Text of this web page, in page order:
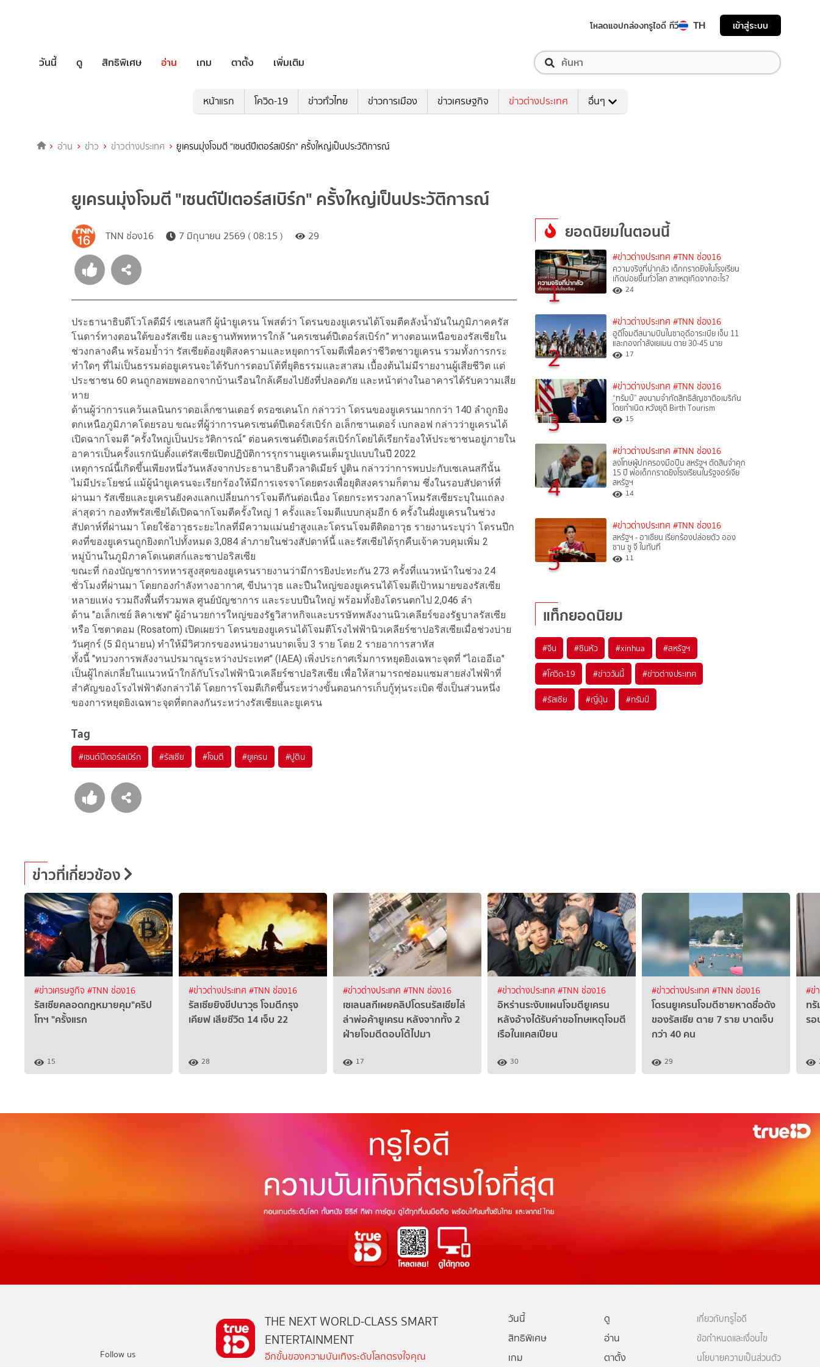
โหลดแอปกล่องทรูไอดี ทีวี TH เข้าสู่ระบบ
วันนี้ ดู สิทธิพิเศษ อ่าน เกม ตาตั้ง เพิ่มเติม
หน้าแรก โควิด-19 ข่าวทั่วไทย ข่าวการเมือง ข่าวเศรษฐกิจ ข่าวต่างประเทศ อื่นๆ
อ่าน ข่าว ข่าวต่างประเทศ ยูเครนมุ่งโจมตี "เซนต์ปีเตอร์สเบิร์ก" ครั้งใหญ่เป็นประวัติการณ์
ยูเครนมุ่งโจมตี "เซนต์ปีเตอร์สเบิร์ก" ครั้งใหญ่เป็นประวัติการณ์
TNN ช่อง16 7 มิถุนายน 2569 ( 08:15 ) 29
ประธานาธิบดีโวโลดีมีร์ เซเลนสกี ผู้นำยูเครน โพสต์ว่า โดรนของยูเครนได้โจมตีคลังน้ำมันในภูมิภาคครัส
โนดาร์ทางตอนใต้ของรัสเซีย และฐานทัพทหารใกล้ “นครเซนต์ปีเตอร์สเบิร์ก” ทางตอนเหนือของรัสเซียใน
ช่วงกลางคืน พร้อมย้ำว่า รัสเซียต้องยุติสงครามและหยุดการโจมตีเพื่อคร่าชีวิตชาวยูเครน รวมทั้งการกระ
ทำใดๆ ที่ไม่เป็นธรรมต่อยูเครนจะได้รับการตอบโต้ที่ยุติธรรมและสาสม เบื้องต้นไม่มีรายงานผู้เสียชีวิต แต่
ประชาชน 60 คนถูกอพยพออกจากบ้านเรือนใกล้เคียงไปยังที่ปลอดภัย และหน้าต่างในอาคารได้รับความเสีย
หาย
ด้านผู้ว่าการแคว้นเลนินกราดอเล็กซานเดอร์ ดรอซเดนโก กล่าวว่า โดรนของยูเครนมากกว่า 140 ลำถูกยิง
ตกเหนือภูมิภาคโดยรอบ ขณะที่ผู้ว่าการนครเซนต์ปีเตอร์สเบิร์ก อเล็กซานเดอร์ เบกลอฟ กล่าวว่ายูเครนได้
เปิดฉากโจมตี “ครั้งใหญ่เป็นประวัติการณ์” ต่อนครเซนต์ปีเตอร์สเบิร์กโดยได้เรียกร้องให้ประชาชนอยู่ภายใน
อาคารเป็นครั้งแรกนับตั้งแต่รัสเซียเปิดปฏิบัติการรุกรานยูเครนเต็มรูปแบบในปี 2022
เหตุการณ์นี้เกิดขึ้นเพียงหนึ่งวันหลังจากประธานาธิบดีวลาดิเมียร์ ปูติน กล่าวว่าการพบปะกับเซเลนสกีนั้น
ไม่มีประโยชน์ แม้ผู้นำยูเครนจะเรียกร้องให้มีการเจรจาโดยตรงเพื่อยุติสงครามก็ตาม ซึ่งในรอบสัปดาห์ที่
ผ่านมา รัสเซียและยูเครนยังคงแลกเปลี่ยนการโจมตีกันต่อเนื่อง โดยกระทรวงกลาโหมรัสเซียระบุในแถลง
ล่าสุดว่า กองทัพรัสเซียได้เปิดฉากโจมตีครั้งใหญ่ 1 ครั้งและโจมตีแบบกลุ่มอีก 6 ครั้งในฝั่งยูเครนในช่วง
สัปดาห์ที่ผ่านมา โดยใช้อาวุธระยะไกลที่มีความแม่นยำสูงและโดรนโจมตีติดอาวุธ รายงานระบุว่า โดรนปีก
คงที่ของยูเครนถูกยิงตกไปทั้งหมด 3,084 ลำภายในช่วงสัปดาห์นี้ และรัสเซียได้รุกคืบเจ้าควบคุมเพิ่ม 2
หมู่บ้านในภูมิภาคโดเนตสก์และซาปอริสเซีย
ขณะที่ กองบัญชาการทหารสูงสุดของยูเครนรายงานว่ามีการยิงปะทะกัน 273 ครั้งที่แนวหน้าในช่วง 24
ชั่วโมงที่ผ่านมา โดยกองกำลังทางอากาศ, ขีปนาวุธ และปืนใหญ่ของยูเครนได้โจมตีเป้าหมายของรัสเซีย
หลายแห่ง รวมถึงพื้นที่รวมพล ศูนย์บัญชาการ และระบบปืนใหญ่ พร้อมทั้งยิงโดรนตกไป 2,046 ลำ
ด้าน "อเล็กเซย์ ลิคาเชฟ" ผู้อำนวยการใหญ่ของรัฐวิสาหกิจและบรรษัทพลังงานนิวเคลียร์ของรัฐบาลรัสเซีย
หรือ โซตาตอม (Rosatom) เปิดเผยว่า โดรนของยูเครนได้โจมตีโรงไฟฟ้านิวเคลียร์ซาปอริสเซียเมื่อช่วงบ่าย
วันศุกร์ (5 มิถุนายน) ทำให้มีวิศวกรของหน่วยงานบาดเจ็บ 3 ราย โดย 2 รายอาการสาหัส
ทั้งนี้ "ทบวงการพลังงานปรมาณูระหว่างประเทศ" (IAEA) เพิ่งประกาศเริ่มการหยุดยิงเฉพาะจุดที่ "ไอเออีเอ"
เป็นผู้ไกล่เกลี่ยในแนวหน้าใกล้กับโรงไฟฟ้านิวเคลียร์ซาปอริสเซีย เพื่อให้สามารถซ่อมแซมสายส่งไฟฟ้าที่
สำคัญของโรงไฟฟ้าดังกล่าวได้ โดยการโจมตีเกิดขึ้นระหว่างขั้นตอนการเก็บกู้ทุ่นระเบิด ซึ่งเป็นส่วนหนึ่ง
ของการหยุดยิงเฉพาะจุดที่ตกลงกันระหว่างรัสเซียและยูเครน
Tag
#เซนต์ปีเตอร์สเบิร์ก #รัสเซีย #โจมตี #ยูเครน #ปูติน
ยอดนิยมในตอนนี้
1
#ข่าวต่างประเทศ #TNN ช่อง16
ความจริงที่น่ากลัว เด็กกราดยิงในโรงเรียน
เกิดบ่อยขึ้นทั่วโลก สาเหตุเกิดจากอะไร?
24
2
#ข่าวต่างประเทศ #TNN ช่อง16
ฮูตีโจมตีสนามบินในซาอุดีอาระเบีย เจ็บ 11
และกองกำลังเยเมน ตาย 30-45 นาย
17
3
#ข่าวต่างประเทศ #TNN ช่อง16
“ทรัมป์” ลงนามจำกัดสิทธิสัญชาติอเมริกัน
โดยกำเนิด หวังยุติ Birth Tourism
15
4
#ข่าวต่างประเทศ #TNN ช่อง16
ลงโทษผู้ปกครองมือปืน สหรัฐฯ ตัดสินจำคุก
15 ปี พ่อเด็กกราดยิงโรงเรียนในรัฐจอร์เจีย
สหรัฐฯ
14
5
#ข่าวต่างประเทศ #TNN ช่อง16
สหรัฐฯ - อาเซียน เรียกร้องปล่อยตัว ออง
ซาน ซู จี ในทันที
11
แท็กยอดนิยม
#จีน #ซินหัว #xinhua #สหรัฐฯ
#โควิด-19 #ข่าววันนี้ #ข่าวต่างประเทศ
#รัสเซีย #ญี่ปุ่น #ทรัมป์
ข่าวที่เกี่ยวข้อง
#ข่าวเศรษฐกิจ #TNN ช่อง16
รัสเซียคลอดกฎหมายคุม"คริป
โทฯ "ครั้งแรก
15
#ข่าวต่างประเทศ #TNN ช่อง16
รัสเซียยิงขีปนาวุธ โจมตีกรุง
เคียฟ เสียชีวิต 14 เจ็บ 22
28
#ข่าวต่างประเทศ #TNN ช่อง16
เซเลนสกีเผยคลิปโดรนรัสเซียไล่
ล่าพ่อค้ายูเครน หลังจากทั้ง 2
ฝ่ายโจมตีตอบโต้ไปมา
17
#ข่าวต่างประเทศ #TNN ช่อง16
อิหร่านระงับแผนโจมตียูเครน
หลังอ้างได้รับคำขอโทษเหตุโจมตี
เรือในแคสเปียน
30
#ข่าวต่างประเทศ #TNN ช่อง16
โดรนยูเครนโจมตีชายหาดชื่อดัง
ของรัสเซีย ตาย 7 ราย บาดเจ็บ
กว่า 40 คน
29
#ข่
ทรั
รอ
Follow us
THE NEXT WORLD-CLASS SMART
ENTERTAINMENT
อีกขั้นของความบันเทิงระดับโลกตรงใจคุณ
วันนี้
ดู
สิทธิพิเศษ
อ่าน
เกม
ตาตั้ง
เกี่ยวกับทรูไอดี
ข้อกำหนดและเงื่อนไข
นโยบายความเป็นส่วนตัว